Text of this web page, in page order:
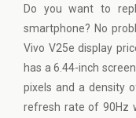
Do you want to
smartphone? No
Vivo V25e display
has a 6.44-inch
pixels and a density
refresh rate of 90Hz